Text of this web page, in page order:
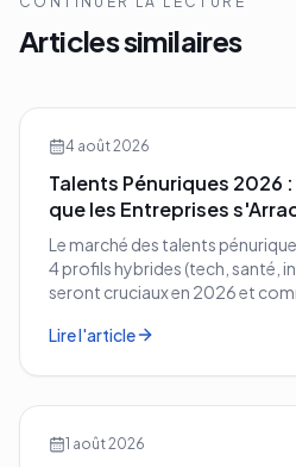
Articles similaires
4 août 2026
Talents Pénuriques 2026
que les Entreprises
Le marché des talents
4 profils hybrides (tech, santé,
seront cruciaux en 2026 et
Lire l'article
1 août 2026